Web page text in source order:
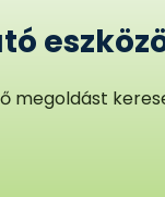
megoldást